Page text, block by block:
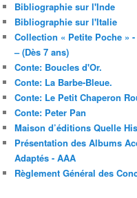
Bibliographie sur l'Inde
Bibliographie sur l'Italie
Collection « Petite Poche »
– (Dès 7 ans)
Conte: Boucles d'Or.
Conte: La Barbe-Bleue.
Conte: Le Petit Chaperon
Conte: Peter Pan
Maison d’éditions Quelle
Présentation des Albums
Adaptés - AAA
Règlement Général des